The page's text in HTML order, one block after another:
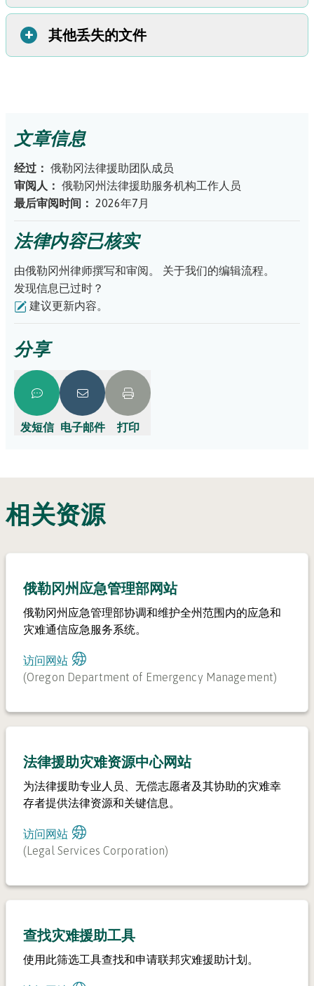
如果您需要从另一个州获得记录，请使用此 CDC 地图找出
从哪里获得新记录。
障号码，您就不需要用社会保障卡来申请灾难福利或提出保
险索赔。
如果您需要一张新卡，您可以通过
请一张
如果您的绿卡或其他移民文件
及移民服务局 (USCIS) 网站。您需要填写表格、支付费用并
和文书的副本。
要补办外国身份证，请联系离您最近的大使馆或领事馆。
其他丢失的文件
+
文章信息
经过： 俄勒冈法律援助团队成员
审阅人： 俄勒冈州法律援助服务机构工作人员
最后审阅时间： 2026年7月
法律内容已核实
由俄勒冈州律师撰写和审阅。
关于我们的编辑流程。
发现信息已过时？
建议更新内容。
分享
发短信 电子邮件 打印
相关资源
俄勒冈州应急管理部网站
俄勒冈州应急管理部协调和维护全州范围内的应急和
灾难通信应急服务系统。
访问网站
(Oregon Department of Emergency Management)
法律援助灾难资源中心网站
为法律援助专业人员、无偿志愿者及其协助的灾难幸
存者提供法律资源和关键信息。
访问网站
(Legal Services Corporation)
查找灾难援助工具
使用此筛选工具查找和申请联邦灾难援助计划。